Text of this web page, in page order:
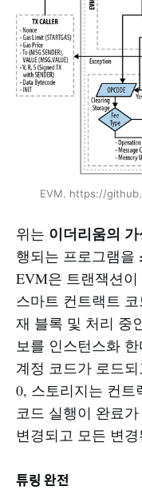
EVM. https://
위는 이더리움의
행되는 프로그램을
EVM은 트랜잭션
스마트 컨트랙트
재 블록 및 처리 중
보를 인스턴스화
계정 코드가 로드
0, 스토리지는 컨트
코드 실행이 완료
변경되고 모든 변
튜링 완전